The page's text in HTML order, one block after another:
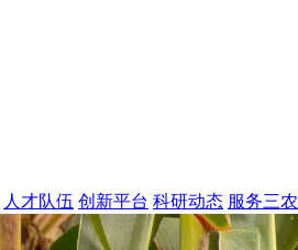
人才队伍 创新平台 科研动态 服务三农